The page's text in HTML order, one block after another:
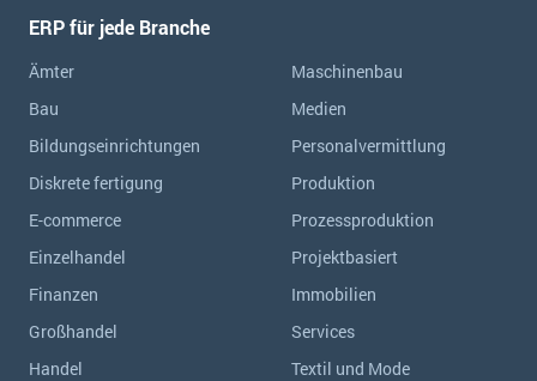
ERP für jede Branche
Ämter
Bau
Bildungseinrichtungen
Diskrete fertigung
E-commerce
Einzelhandel
Finanzen
Großhandel
Handel
Maschinenbau
Medien
Personalvermittlung
Produktion
Prozessproduktion
Projektbasiert
Immobilien
Services
Textil und Mode